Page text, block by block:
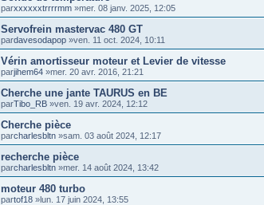
parxxxxxxtrrrrmm »mer. 08 janv. 2025, 12:05
Servofrein mastervac 480 GT
pardavesodapop »ven. 11 oct. 2024, 10:11
Vérin amortisseur moteur et Levier de vitesse
parjihem64 »mer. 20 avr. 2016, 21:21
Cherche une jante TAURUS en BE
parTibo_RB »ven. 19 avr. 2024, 12:12
Cherche pièce
parcharlesbltn »sam. 03 août 2024, 12:17
recherche pièce
parcharlesbltn »mer. 14 août 2024, 13:42
moteur 480 turbo
partof18 »lun. 17 juin 2024, 13:55